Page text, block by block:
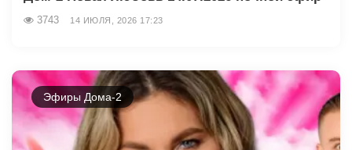
3743 14 ИЮЛЯ, 2026 17:23
Эфиры Дома-2